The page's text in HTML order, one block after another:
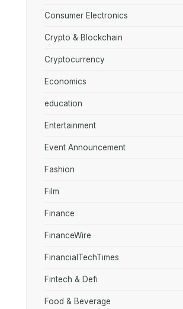
Consumer Electronics
Crypto & Blockchain
Cryptocurrency
Economics
education
Entertainment
Event Announcement
Fashion
Film
Finance
FinanceWire
FinancialTechTimes
Fintech & Defi
Food & Beverage